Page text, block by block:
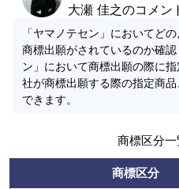
大瀬 佳之のコメン
「ヤマノテセン」においてど
商標出願がされているのか確
ン」において商標出願の際に
社が商標出願する際の指定商
できます。
商標区分
商標区分